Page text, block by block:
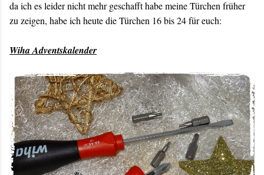
da ich es leider nicht mehr geschafft habe meine Türchen früher
zu zeigen, habe ich heute die Türchen 16 bis 24 für euch:
Wiha Adventskalender